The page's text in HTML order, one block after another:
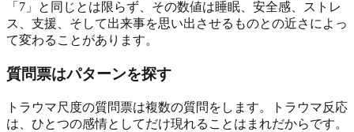
「7」と同じとは限らず、その数値は睡眠、安全感、ストレ
ス、支援、そして出来事を思い出させるものとの近さによっ
て変わることがあります。
質問票はパターンを探す
トラウマ尺度の質問票は複数の質問をします。トラウマ反応
は、ひとつの感情としてだけ現れることはまれだからです。